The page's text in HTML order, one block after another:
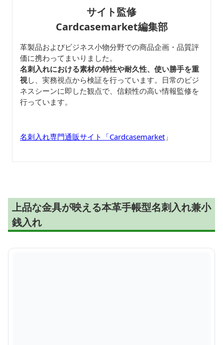
サイト監修
Cardcasemarket編集部
革製品およびビジネス小物分野での商品企画・品質評
価に携わってまいりました。
名刺入れにおける素材の特性や耐久性、使い勝手を重
視し、実務視点から検証を行っています。日常のビジ
ネスシーンに即した観点で、信頼性の高い情報監修を
行っています。
名刺入れ専門通販サイト「Cardcasemarket 」
上品な金具が映える本革手帳型名刺入れ兼小
銭入れ